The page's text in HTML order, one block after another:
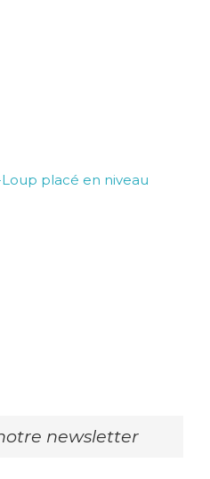
placé en niveau
newsletter